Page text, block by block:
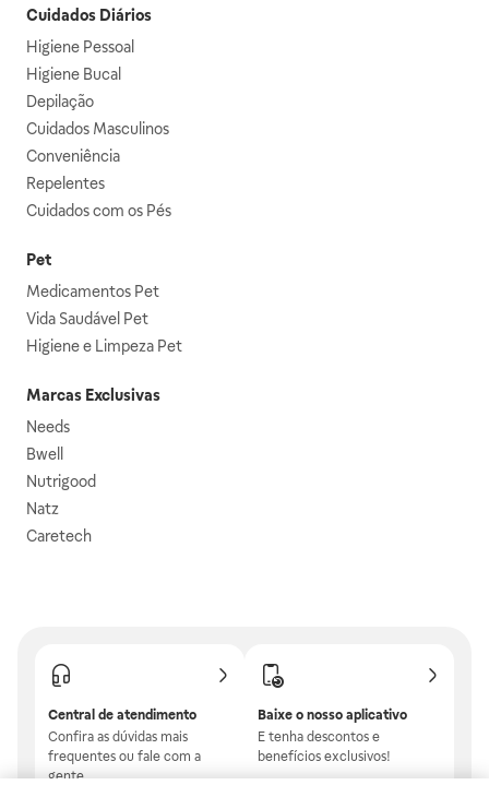
Cuidados Diários
Higiene Pessoal
Higiene Bucal
Depilação
Cuidados Masculinos
Conveniência
Repelentes
Cuidados com os Pés
Pet
Medicamentos Pet
Vida Saudável Pet
Higiene e Limpeza Pet
Marcas Exclusivas
Needs
Bwell
Nutrigood
Natz
Caretech
Central de atendimento
Confira as dúvidas mais
frequentes ou fale com a
gente.
Baixe o nosso aplicativo
E tenha descontos e
benefícios exclusivos!